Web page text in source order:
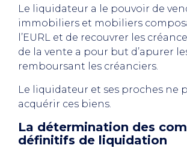
Le liquidateur a le pouvoir de
immobiliers et mobiliers
l’EURL et de recouvrer les
de la vente a pour but d’apurer
remboursant les créanciers.
Le liquidateur et ses proches ne
acquérir ces biens.
La détermination des
définitifs de liquidation